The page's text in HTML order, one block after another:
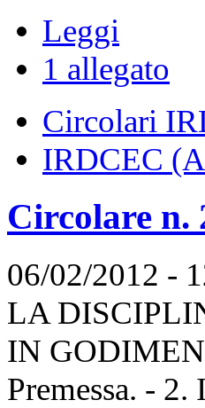
Leggi
1 allegato
Circolari
IRDCEC
Circolare n.
06/02/2012 -
LA
IN
Premessa. -